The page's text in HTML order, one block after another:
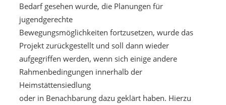
Bedarf gesehen wurde, die Planungen für
jugendgerechte
Bewegungsmöglichkeiten fortzusetzen, wurde das
Projekt zurückgestellt und soll dann wieder
aufgegriffen werden, wenn sich einige andere
Rahmenbedingungen innerhalb der
Heimstättensiedlung
oder in Benachbarung dazu geklärt haben. Hierzu